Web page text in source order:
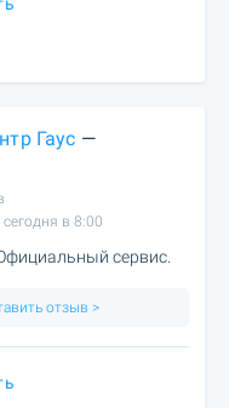
Гаус —
в 8:00
сервис.
отзыв >